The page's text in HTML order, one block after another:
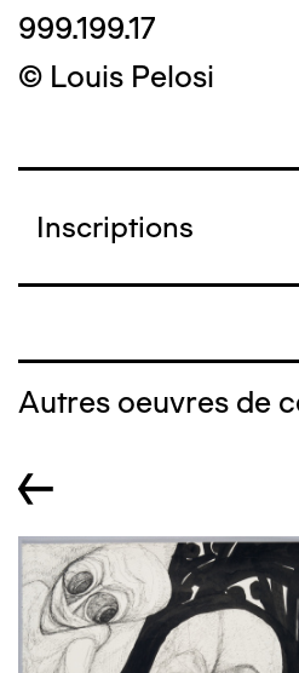
999.199.17
© Louis Pelosi
Inscriptions
Autres oeuvres de
←